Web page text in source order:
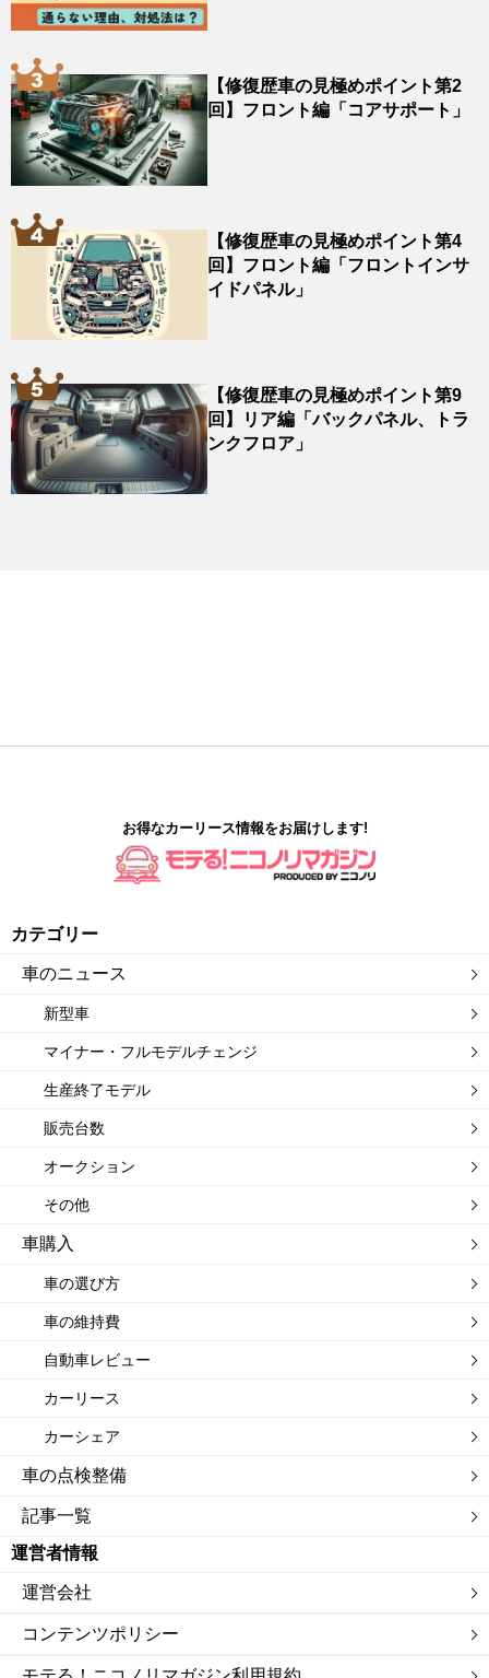
【修復歴車の見極めポイント第2
回】フロント編「コアサポート」
【修復歴車の見極めポイント第4
回】フロント編「フロントインサ
イドパネル」
【修復歴車の見極めポイント第9
回】リア編「バックパネル、トラ
ンクフロア」
お得なカーリース情報をお届けします!
カテゴリー
車のニュース
新型車
マイナー・フルモデルチェンジ
生産終了モデル
販売台数
オークション
その他
車購入
車の選び方
車の維持費
自動車レビュー
カーリース
カーシェア
車の点検整備
記事一覧
運営者情報
運営会社
コンテンツポリシー